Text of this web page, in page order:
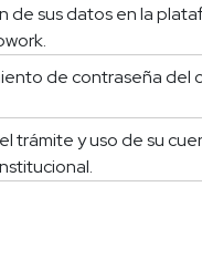
de sus datos en la
de contraseña del
trámite y uso de su